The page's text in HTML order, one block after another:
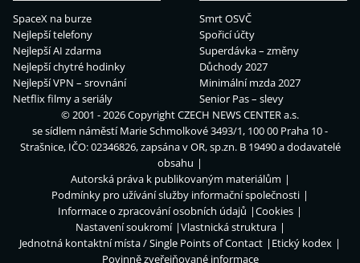
SpaceX na burze
Nejlepší telefony
Nejlepší AI zdarma
Nejlepší chytré hodinky
Nejlepší VPN – srovnání
Netflix filmy a seriály
Smrt OSVČ
Spořicí účty
Superdávka – změny
Důchody 2027
Minimální mzda 2027
Senior Pas – slevy
© 2001 - 2026 CopyrightCZECH NEWS CENTER a.s.
se sídlem náměstí Marie Schmolkové 3493/1, 100 00 Praha 10 -
Strašnice, IČO: 02346826, zapsána v OR, sp.zn. B 19490 a dodavatelé
obsahu
Autorská práva k publikovaným materiálům
Podmínky pro užívání služby informační společnosti
Informace o zpracování osobních údajů
Cookies
Nastavení soukromí
Vlastnická struktura
Jednotná kontaktní místa / Single Points of Contact
Etický kodex
Povinně zveřejňované informace